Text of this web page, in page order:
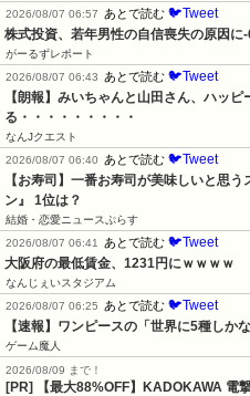
2026/08/07 06:57
あとで読む 🐦Tweet
株式投資、若年男性の自信喪失の原因に
がーるずレポート
2026/08/07 06:43
あとで読む 🐦Tweet
【朗報】みいちゃんと山田さん、ハッ
る・・・・・・・・・
なんJクエスト
2026/08/07 06:40
あとで読む 🐦Tweet
【お寿司】一番お寿司が美味しいと思
ン』 1位は？
結婚・恋愛ニュースぷらす
2026/08/07 06:41
あとで読む 🐦Tweet
大阪府の最低賃金、1231円にｗｗｗｗ
なんじぇいスタジアム
2026/08/07 06:25
あとで読む 🐦Tweet
【速報】ワンピースの「世界に5種しか
ゲーム魔人
2026/08/09 まで！
[PR] 【最大88%OFF】KADOKAWA 電